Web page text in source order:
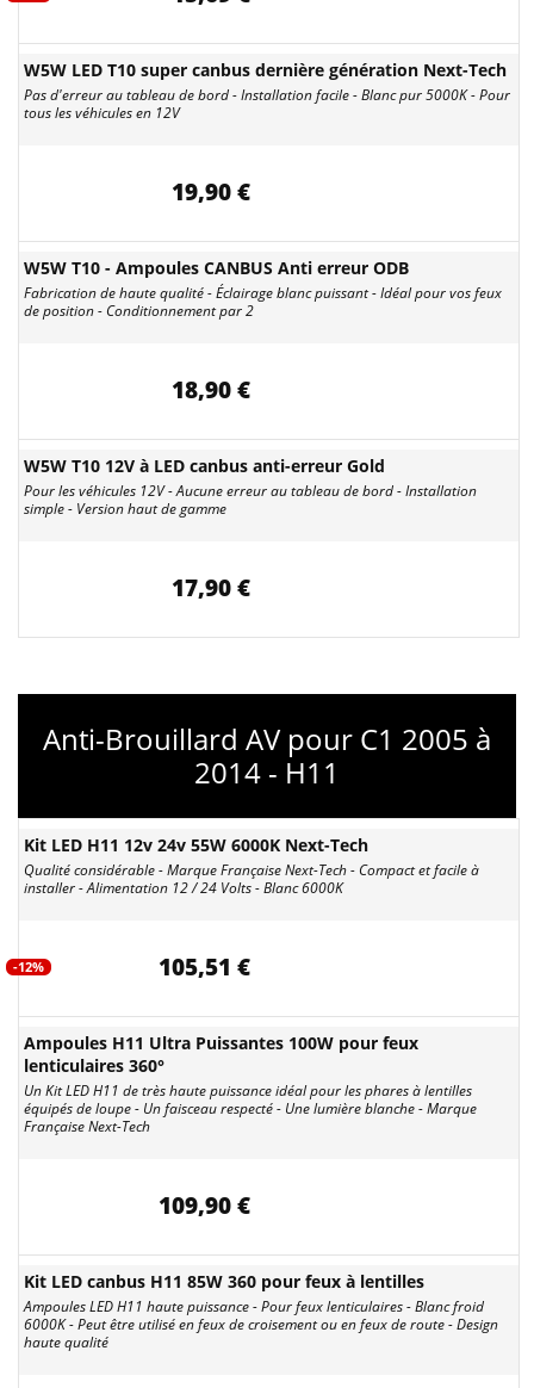
W5W LED T10 super canbus dernière génération Next-Tech
Pas d'erreur au tableau de bord - Installation facile - Blanc pur 5000K - Pour
tous les véhicules en 12V
19,90 €
W5W T10 - Ampoules CANBUS Anti erreur ODB
Fabrication de haute qualité - Éclairage blanc puissant - Idéal pour vos feux
de position - Conditionnement par 2
18,90 €
W5W T10 12V à LED canbus anti-erreur Gold
Pour les véhicules 12V - Aucune erreur au tableau de bord - Installation
simple - Version haut de gamme
17,90 €
Anti-Brouillard AV pour C1 2005 à
2014 - H11
Kit LED H11 12v 24v 55W 6000K Next-Tech
Qualité considérable - Marque Française Next-Tech - Compact et facile à
installer - Alimentation 12 / 24 Volts - Blanc 6000K
-12% 105,51 €
Ampoules H11 Ultra Puissantes 100W pour feux
lenticulaires 360°
Un Kit LED H11 de très haute puissance idéal pour les phares à lentilles
équipés de loupe - Un faisceau respecté - Une lumière blanche - Marque
Française Next-Tech
109,90 €
Kit LED canbus H11 85W 360 pour feux à lentilles
Ampoules LED H11 haute puissance - Pour feux lenticulaires - Blanc froid
6000K - Peut être utilisé en feux de croisement ou en feux de route - Design
haute qualité